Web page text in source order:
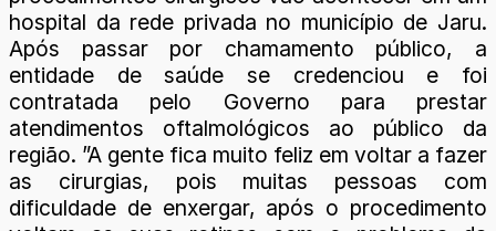
hospital da rede privada no município de Jaru.
Após passar por chamamento público, a
entidade de saúde se credenciou e foi
contratada pelo Governo para prestar
atendimentos oftalmológicos ao público da
região. ”A gente fica muito feliz em voltar a fazer
as cirurgias, pois muitas pessoas com
dificuldade de enxergar, após o procedimento